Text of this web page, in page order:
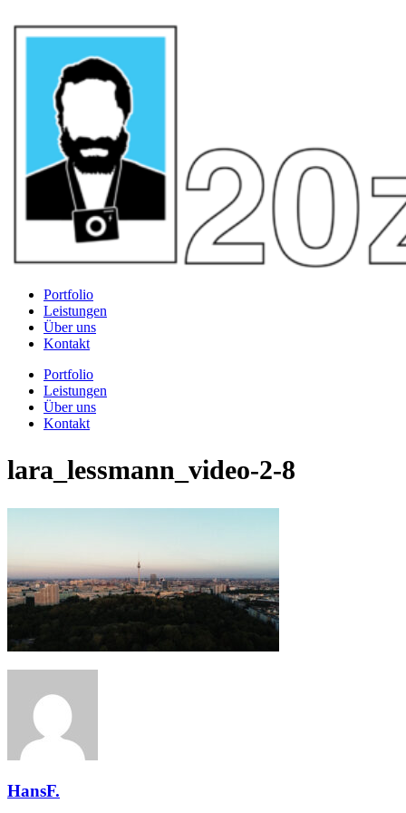
Portfolio
Leistungen
Über uns
Kontakt
Portfolio
Leistungen
Über uns
Kontakt
lara_lessmann_video-2-8
HansF.